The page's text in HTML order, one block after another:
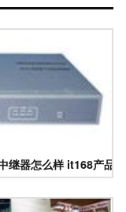
继器怎么样 it168产品